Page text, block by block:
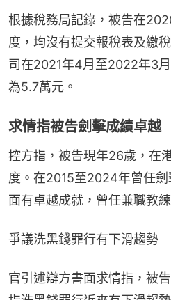
根據稅務局記錄，被告在
度，均沒有提交報稅表及繳
司在2021年4月至2022年3
為5.7萬元。
求情指被告劍擊成績卓越
控方指，被告現年26歲，在
度。在2015至2024年曾任
面有卓越成就，曾任兼職教
爭議洗黑錢罪行有下滑趨勢
官引述辯方書面求情指，被